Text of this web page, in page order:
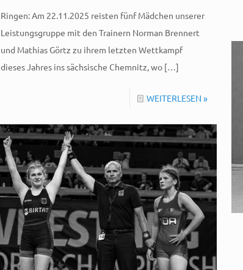
Ringen: Am 22.11.2025 reisten fünf Mädchen unserer
Leistungsgruppe mit den Trainern Norman Brennert
und Mathias Görtz zu ihrem letzten Wettkampf
dieses Jahres ins sächsische Chemnitz, wo[…]
WEITERLESEN »